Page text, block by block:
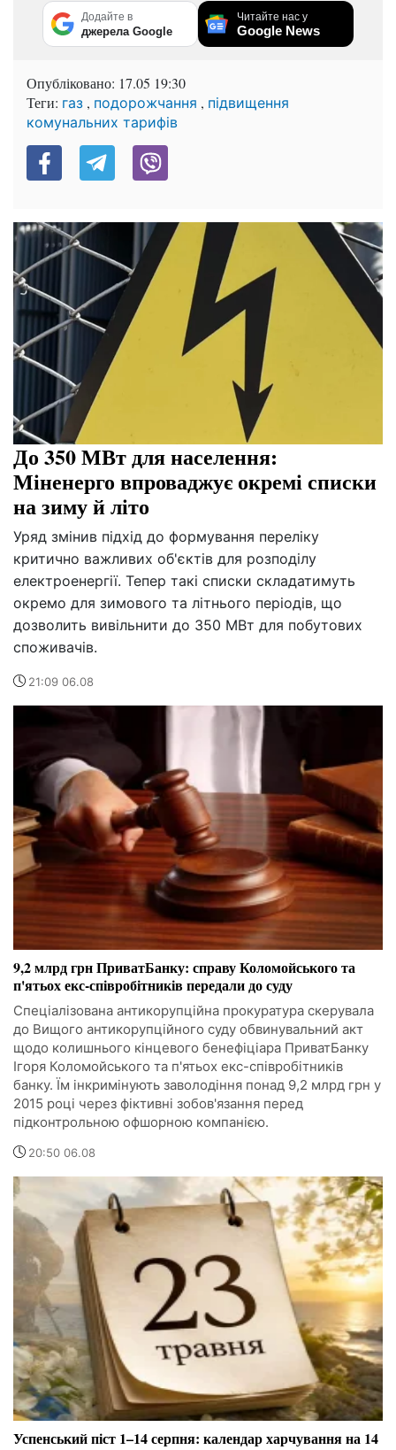
Додайте в
джерела Google
Читайте нас у
Google News
Опубліковано: 17.05 19:30
Теги: газ , подорожчання , підвищення
комунальних тарифів
До 350 МВт для населення:
Міненерго впроваджує окремі списки
на зиму й літо
Уряд змінив підхід до формування переліку
критично важливих об'єктів для розподілу
електроенергії. Тепер такі списки складатимуть
окремо для зимового та літнього періодів, що
дозволить вивільнити до 350 МВт для побутових
споживачів.
21:09 06.08
9,2 млрд грн ПриватБанку: справу Коломойського та
п'ятьох екс-співробітників передали до суду
Спеціалізована антикорупційна прокуратура скерувала
до Вищого антикорупційного суду обвинувальний акт
щодо колишнього кінцевого бенефіціара ПриватБанку
Ігоря Коломойського та п'ятьох екс-співробітників
банку. Їм інкримінують заволодіння понад 9,2 млрд грн у
2015 році через фіктивні зобов'язання перед
підконтрольною офшорною компанією.
20:50 06.08
Успенський піст 1–14 серпня: календар харчування на 14